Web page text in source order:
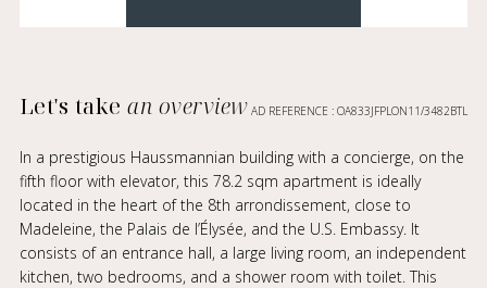
Let's takean overview AD REFERENCE : OA833JFPLON11/3482BTL
In a prestigious Haussmannian building with a concierge, on the
fifth floor with elevator, this 78.2 sqm apartment is ideally
located in the heart of the 8th arrondissement, close to
Madeleine, the Palais de l’Élysée, and the U.S. Embassy. It
consists of an entrance hall, a large living room, an independent
kitchen, two bedrooms, and a shower room with toilet. This